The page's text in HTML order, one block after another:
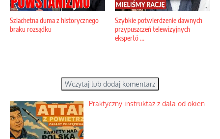
Szlachetna duma z historycznego
braku rozsądku
Szybkie potwierdzenie dawnych
przypuszczeń telewizyjnych
ekspertó ...
Wczytaj lub dodaj komentarz
Praktyczny instruktaż z dala od okien